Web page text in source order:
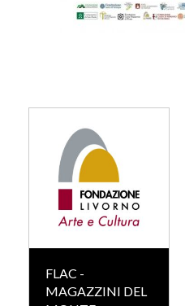
FLAC -
MAGAZZINI DEL